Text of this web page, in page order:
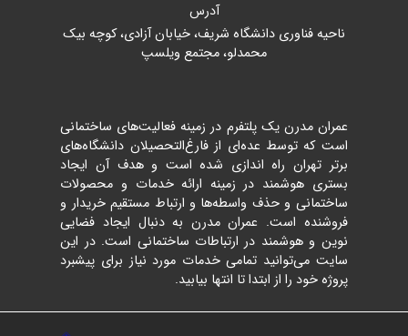
آدرس
ناحیه فناوری دانشگاه شریف، خیابان آزادی، کوچه بیک
محمدلو، مجتمع ویلسپ
عمران مدرن یک پلتفرم در زمینه فعالیت‌های ساختمانی
است که توسط عده‌ای از فارغ‌التحصیلان دانشگاه‌های
برتر تهران راه اندازی شده است و هدف آن ایجاد
بستری هوشمند در زمینه ارائه خدمات و محصولات
ساختمانی و حذف واسطه‌ها و ارتباط مستقیم خریدار و
فروشنده است. عمران مدرن به دنبال ایجاد فضایی
نوین و هوشمند در ارتباطات ساختمانی است. در این
سایت می‌توانید تمامی خدمات مورد نیاز برای پیشبرد
پروژه خود را از ابتدا تا انتها بیابید.